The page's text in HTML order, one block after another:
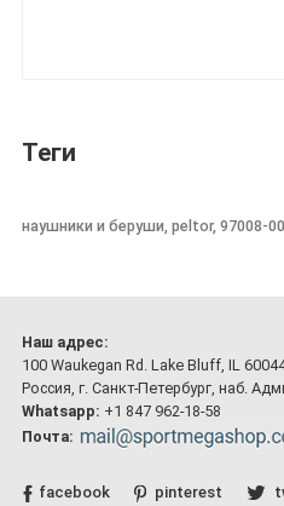
Теги
наушники и беруши, peltor, 97008-
Наш адрес:
100 Waukegan Rd. Lake Bluff, IL
Россия, г. Санкт-Петербург, наб.
Whatsapp: +1 847 962-18-58
Почта:
facebook pinterest